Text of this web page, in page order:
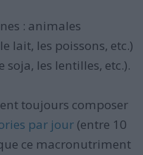
: animales
lait, les poissons, etc.)
soja, les lentilles, etc.).
toujours composer
par jour(entre 10
ce macronutriment